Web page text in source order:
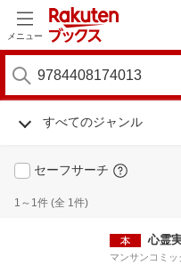
メニュー
すべてのジャンル
セーフサーチ
1～1件 (全 1件)
心霊
マンサンコミッ